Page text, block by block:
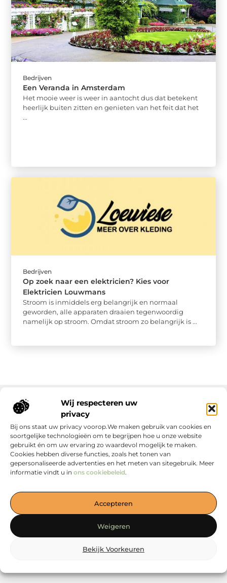
Wij respecteren uw
privacy
Bij ons staat uw privacy voorop.We maken gebruik van cookies en
soortgelijke technologieën om te begrijpen hoe u onze website
gebruikt én om uw ervaring zo waardevol mogelijk te maken.
Cookies hebben diverse functies, zoals het tonen van
gepersonaliseerde advertenties en het meten van sitegebruik. Meer
informatie vindt u in ons cookiebeleid.
Accepteren
Weigeren
Bekijk Voorkeuren
Bedrijven
Een Veranda in Amsterdam
Het mooie weer is weer in aantocht dus dat betekent
heerlijk buiten zitten en genieten van het feit dat het
...
Bedrijven
Op zoek naar een elektricien? Kies voor
Elektricien Louwmans
Stroom is inmiddels erg belangrijk en normaal
geworden, alle apparaten draaien tegenwoordig
namelijk op stroom. Omdat stroom zo belangrijk is ...
— Duik in boeiende verhalen, handige tips en waardevolle
ontdekkingsreis vandaag op loewiese.nl!
Onze informatie